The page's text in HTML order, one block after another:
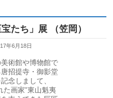
たち」展 （笠岡）
年6月18日
術館や博物館で
招提寺・御影堂
念しまして、
た画家”東山魁夷